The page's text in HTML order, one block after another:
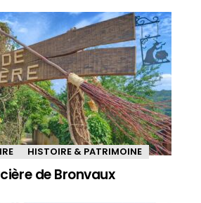
HISTOIRE & PATRIMOINE
de Bronvaux